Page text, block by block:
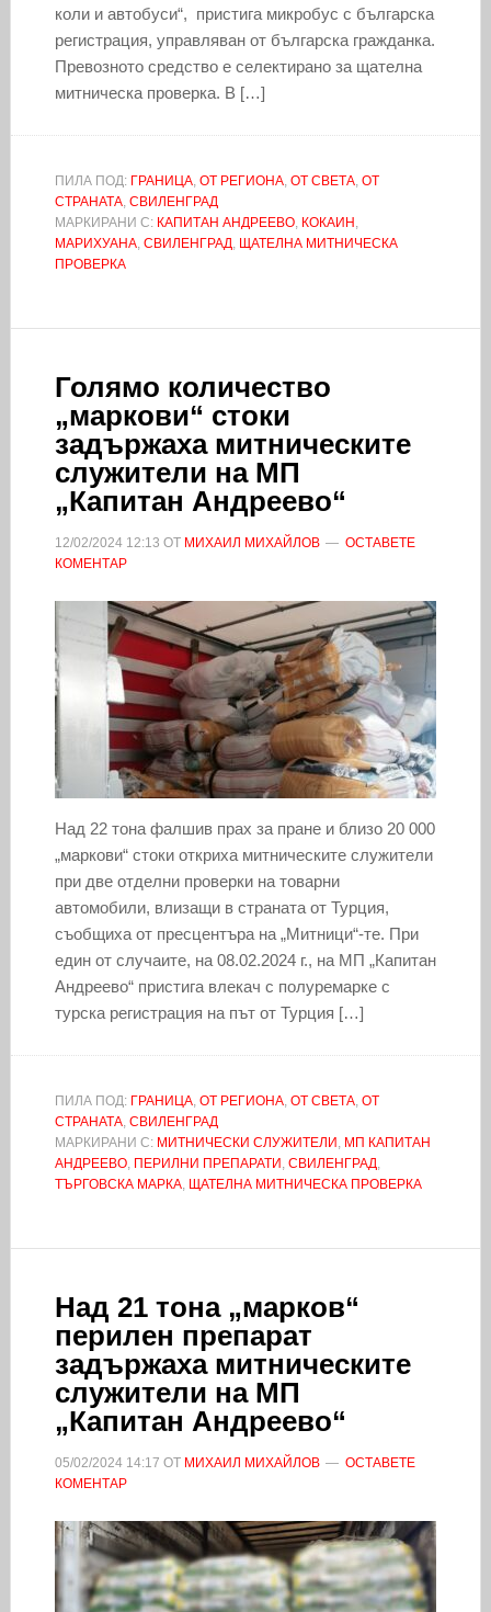
коли и автобуси“, пристига микробус с българска
регистрация, управляван от българска гражданка.
Превозното средство е селектирано за щателна
митническа проверка. В […]
ПИЛА ПОД: ГРАНИЦА, ОТ РЕГИОНА, ОТ СВЕТА, ОТ
СТРАНАТА, СВИЛЕНГРАД
МАРКИРАНИ С: КАПИТАН АНДРЕЕВО, КОКАИН ,
МАРИХУАНА, СВИЛЕНГРАД, ЩАТЕЛНА МИТНИЧЕСКА
ПРОВЕРКА
Голямо количество
„маркови“ стоки
задържаха митническите
служители на МП
„Капитан Андреево“
12/02/2024 12:13 ОТ МИХАИЛ МИХАЙЛОВ
ОСТАВЕТЕ
КОМЕНТАР
Над 22 тона фалшив прах за пране и близо 20 000
„маркови“ стоки откриха митническите служители
при две отделни проверки на товарни
автомобили, влизащи в страната от Турция,
съобщиха от пресцентъра на „Митници“-те. При
един от случаите, на 08.02.2024 г., на МП „Капитан
Андреево“ пристига влекач с полуремарке с
турска регистрация на път от Турция […]
ПИЛА ПОД: ГРАНИЦА, ОТ РЕГИОНА, ОТ СВЕТА, ОТ
СТРАНАТА, СВИЛЕНГРАД
МАРКИРАНИ С: МИТНИЧЕСКИ СЛУЖИТЕЛИ , МП КАПИТАН
АНДРЕЕВО, ПЕРИЛНИ ПРЕПАРАТИ , СВИЛЕНГРАД,
ТЪРГОВСКА МАРКА, ЩАТЕЛНА МИТНИЧЕСКА ПРОВЕРКА
Над 21 тона „марков“
перилен препарат
задържаха митническите
служители на МП
„Капитан Андреево“
05/02/2024 14:17 ОТ МИХАИЛ МИХАЙЛОВ
ОСТАВЕТЕ
КОМЕНТАР